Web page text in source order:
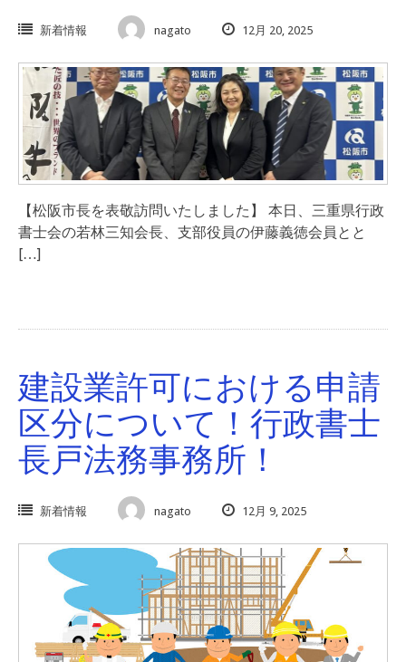
新着情報 nagato 12月 20, 2025
【松阪市長を表敬訪問いたしました】 本日、三重県行政
書士会の若林三知会長、支部役員の伊藤義徳会員とと
[…]
建設業許可における申請
区分について！行政書士
長戸法務事務所！
新着情報 nagato 12月 9, 2025